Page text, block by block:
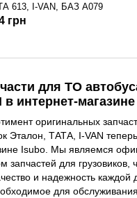
613, I-VAN, БАЗ А079
грн
для ТО
в интернет-
оригинальных
Эталон, ТАТА, I-VAN
Isubo. Мы являемся
запчастей для грузовиков,
и надежность каждой
для